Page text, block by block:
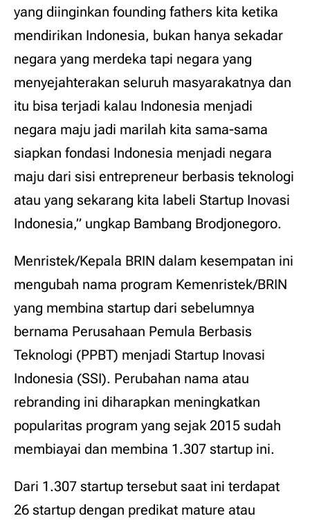
yang diinginkan founding fathers kita ketika
mendirikan Indonesia, bukan hanya sekadar
negara yang merdeka tapi negara yang
menyejahterakan seluruh masyarakatnya dan
itu bisa terjadi kalau Indonesia menjadi
negara maju jadi marilah kita sama-sama
siapkan fondasi Indonesia menjadi negara
maju dari sisi entrepreneur berbasis teknologi
atau yang sekarang kita labeli Startup Inovasi
Indonesia,” ungkap Bambang Brodjonegoro.
Menristek/Kepala BRIN dalam kesempatan ini
mengubah nama program Kemenristek/BRIN
yang membina startup dari sebelumnya
bernama Perusahaan Pemula Berbasis
Teknologi (PPBT) menjadi Startup Inovasi
Indonesia (SSI). Perubahan nama atau
rebranding ini diharapkan meningkatkan
popularitas program yang sejak 2015 sudah
membiayai dan membina 1.307 startup ini.
Dari 1.307 startup tersebut saat ini terdapat
26 startup dengan predikat mature atau